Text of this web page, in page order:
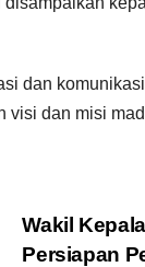
dan
dan misi
Wakil
Persiapan